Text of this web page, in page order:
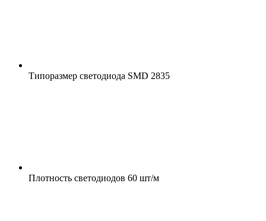
Типоразмер светодиода SMD 2835
Плотность светодиодов 60 шт/м